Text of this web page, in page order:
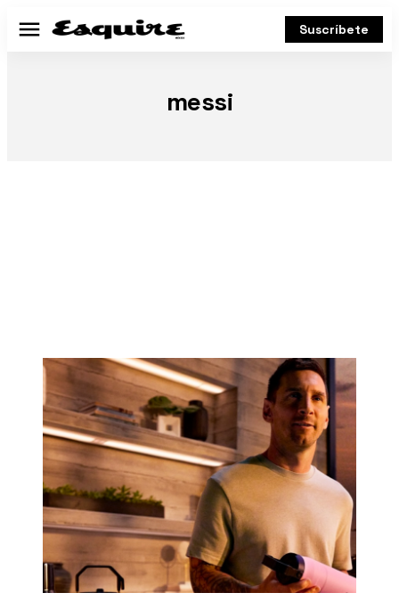
Menú Suscríbete
messi